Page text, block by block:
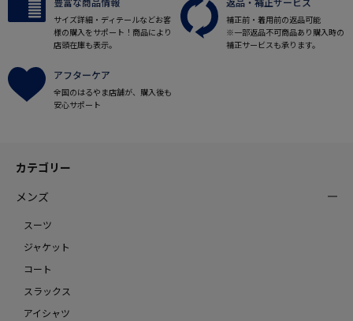
サイズ詳細・ディテールなどお客
様の購入をサポート！商品により
店頭在庫も表示。
補正前・着用前の返品可能
※一部返品不可商品あり購入時の
補正サービスも承ります。
アフターケア
全国のはるやま店舗が、購入後も
安心サポート
カテゴリー
メンズ
スーツ
ジャケット
コート
スラックス
アイシャツ